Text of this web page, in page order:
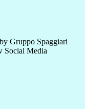
Gruppo Spaggiari
Social Media